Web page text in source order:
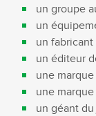
un groupe
un
un
un éditeur
une
une
un géant